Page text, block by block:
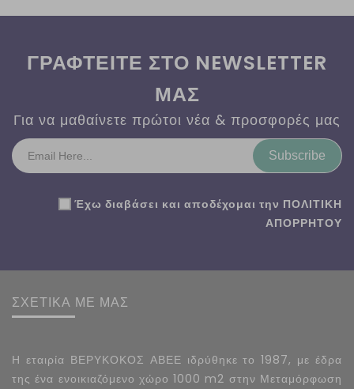
ΓΡΑΦΤΕΙΤΕ ΣΤΟ NEWSLETTER
ΜΑΣ
Για να μαθαίνετε πρώτοι νέα & προσφορές μας
Subscribe
Έχω διαβάσει και αποδέχομαι την ΠΟΛΙΤΙΚΗ
ΑΠΟΡΡΗΤΟΥ
ΣΧΕΤΙΚΑ ΜΕ ΜΑΣ
Η εταιρία ΒΕΡΥΚΟΚΟΣ ΑΒΕΕ ιδρύθηκε το 1987, με έδρα
της ένα ενοικιαζόμενο χώρο 1000 m2 στην Μεταμόρφωση